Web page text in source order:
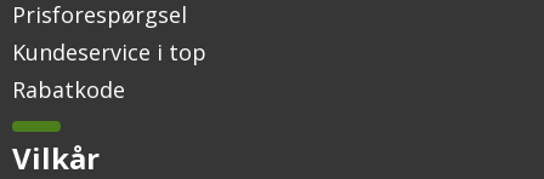
Prisforespørgsel
Kundeservice i top
Rabatkode
Vilkår